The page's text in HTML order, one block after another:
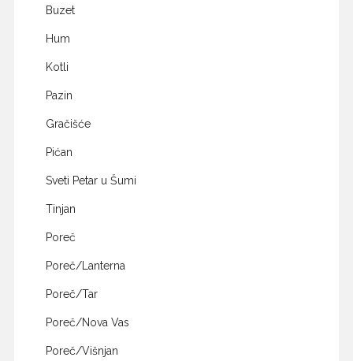
Buzet
Hum
Kotli
Pazin
Gračišće
Pićan
Sveti Petar u Šumi
Tinjan
Poreč
Poreč/Lanterna
Poreč/Tar
Poreč/Nova Vas
Poreč/Višnjan